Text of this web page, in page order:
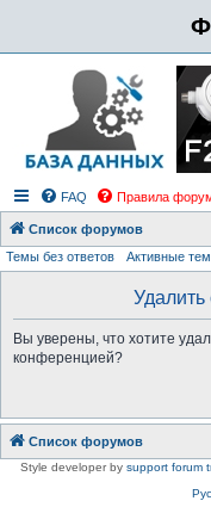
FAQ Правила
Список форумов
Темы без ответов Активные
Вы уверены, что хотите
конференцией?
Список форумов
Style developer by support forum